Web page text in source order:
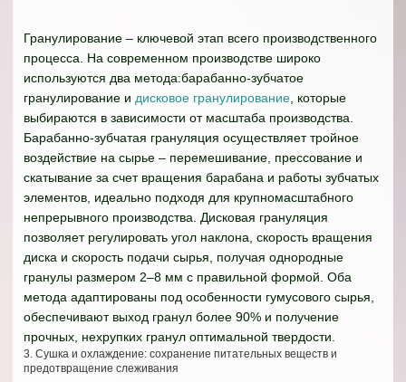
Гранулирование – ключевой этап всего производственного
процесса. На современном производстве широко
используются два метода:барабанно-зубчатое
гранулирование и дисковое гранулирование, которые
выбираются в зависимости от масштаба производства.
Барабанно-зубчатая грануляция осуществляет тройное
воздействие на сырье – перемешивание, прессование и
скатывание за счет вращения барабана и работы зубчатых
элементов, идеально подходя для крупномасштабного
непрерывного производства. Дисковая грануляция
позволяет регулировать угол наклона, скорость вращения
диска и скорость подачи сырья, получая однородные
гранулы размером 2–8 мм с правильной формой. Оба
метода адаптированы под особенности гумусового сырья,
обеспечивают выход гранул более 90% и получение
прочных, нехрупких гранул оптимальной твердости.
3. Сушка и охлаждение: сохранение питательных веществ и
предотвращение слеживания